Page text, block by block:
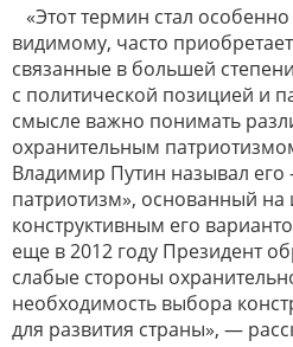
«Этот термин стал
видимому, часто
связанные в большей
с политической позицией и
смысле важно понимать
охранительным
Владимир Путин называл его
патриотизм», основанный на
конструктивным его
еще в 2012 году Президент
слабые стороны
необходимость выбора
для развития страны», —